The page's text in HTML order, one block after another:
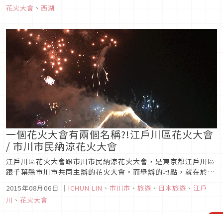
花火大會 、 西湖
一個花火大會有兩個名稱?!江戶川區花火大會
/ 市川市民納涼花火大會
江戶川區花火大會跟市川市民納涼花火大會，是東京都江戶川區
跟千葉縣市川市共同主辦的花火大會。而舉辦的地點，就在於兩
象，明明是同一個花火大會，住在千葉縣的人會說，我要去市川
的花火大會，當然，住東京住的人會說，我要去江戶川區的花火
2015年08月06日 ｜ ICHUN LIN 、 市川市 、 旅遊 、 日本旅遊 、 江戶
川 、 花火大會